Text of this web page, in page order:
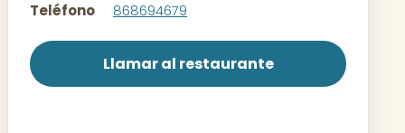
Teléfono
868694679
Llamar al restaurante